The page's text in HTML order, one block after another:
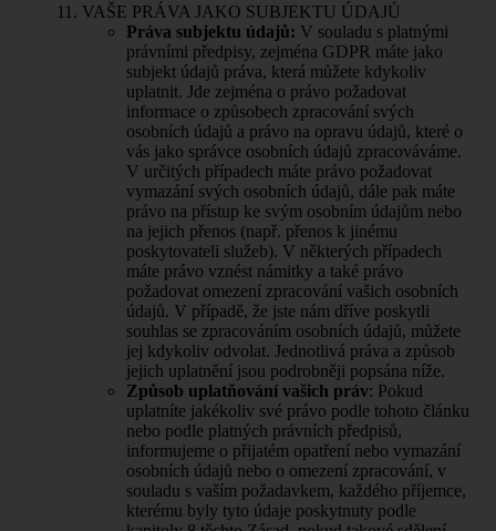
VAŠE PRÁVA JAKO SUBJEKTU ÚDAJŮ
Práva subjektu údajů: V souladu s platnými
právními předpisy, zejména GDPR máte jako
subjekt údajů práva, která můžete kdykoliv
uplatnit. Jde zejména o právo požadovat
informace o způsobech zpracování svých
osobních údajů a právo na opravu údajů, které o
vás jako správce osobních údajů zpracováváme.
V určitých případech máte právo požadovat
vymazání svých osobních údajů, dále pak máte
právo na přístup ke svým osobním údajům nebo
na jejich přenos (např. přenos k jinému
poskytovateli služeb). V některých případech
máte právo vznést námitky a také právo
požadovat omezení zpracování vašich osobních
údajů. V případě, že jste nám dříve poskytli
souhlas se zpracováním osobních údajů, můžete
jej kdykoliv odvolat. Jednotlivá práva a způsob
jejich uplatnění jsou podrobněji popsána níže.
Způsob uplatňování vašich práv: Pokud
uplatníte jakékoliv své právo podle tohoto článku
nebo podle platných právních předpisů,
informujeme o přijatém opatření nebo vymazání
osobních údajů nebo o omezení zpracování, v
souladu s vaším požadavkem, každého příjemce,
kterému byly tyto údaje poskytnuty podle